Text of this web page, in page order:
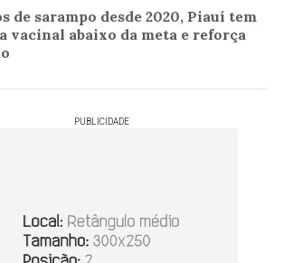
de sarampo desde 2020, Piauí tem
vacinal abaixo da meta e reforça
PUBLICIDADE